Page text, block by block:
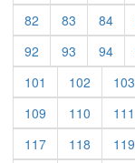
82
83 84
92
93 94
101
102 103
109
110 111
117
118 119